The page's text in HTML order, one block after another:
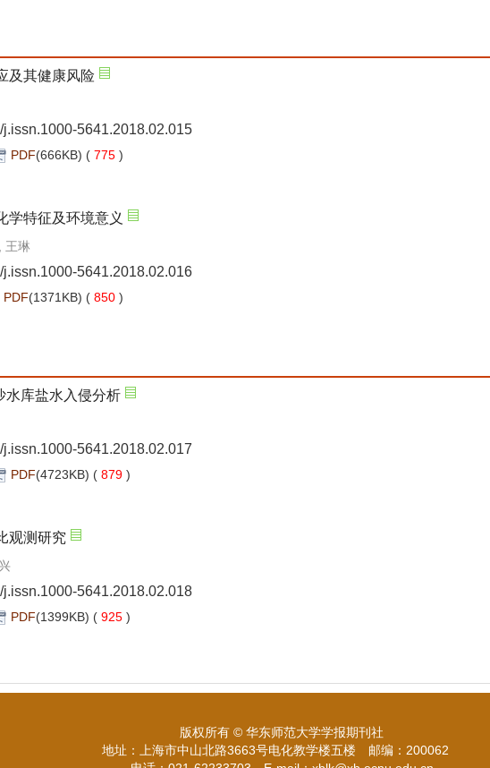
及其健康风险
j.issn.1000-5641.2018.02.015
PDF(666KB) ( 775 )
学特征及环境意义
王琳
j.issn.1000-5641.2018.02.016
PDF(1371KB) ( 850 )
水库盐水入侵分析
j.issn.1000-5641.2018.02.017
PDF(4723KB) ( 879 )
观测研究
j.issn.1000-5641.2018.02.018
PDF(1399KB) ( 925 )
版权所有 © 华东师范大学学报期刊社
地址：上海市中山北路3663号电化教学楼五楼 邮编：200062